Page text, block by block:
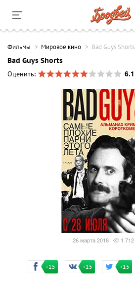
Фильмы Мировое кино Bad Guys Shorts
Bad Guys Shorts
Оценить:
6.1
26 марта 2018 1 712
+15 +15 +15